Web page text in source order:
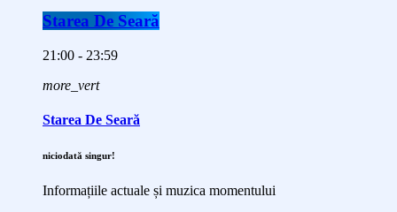
Starea De Seară
21:00 - 23:59
more_vert
Starea De Seară
niciodată singur!
Informațiile actuale și muzica momentului